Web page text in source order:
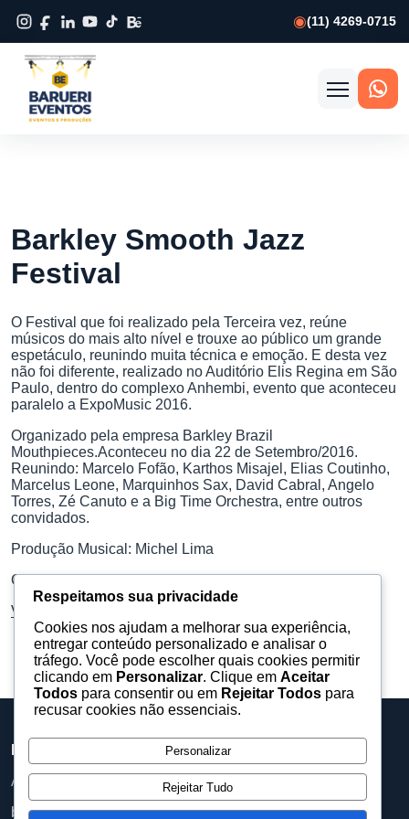
(11) 4269-0715
Abrir
Barkley Smooth Jazz
Festival
O Festival que foi realizado pela Terceira vez, reúne
músicos do mais alto nível e trouxe ao público um grande
espetáculo, reunindo muita técnica e emoção. E desta vez
não foi diferente, realizado no Auditório Elis Regina em São
Paulo, dentro do complexo Anhembi, evento que aconteceu
paralelo a ExpoMusic 2016.
Organizado pela empresa Barkley Brazil
Mouthpieces.Aconteceu no dia 22 de Setembro/2016.
Reunindo: Marcelo Fofão, Karthos Misajel, Elias Coutinho,
Marcelus Leone, Marquinhos Sax, David Cabral, Angelo
Torres, Zé Canuto e a Big Time Orchestra, entre outros
convidados.
Produção Musical: Michel Lima
Organização do evento: Lilian Gomes Delfino
Veja as fotos deste evento no Facebook
Assessoria, equipamentos e produções para eventos.
baruerieventos@gmail.com
Respeitamos sua privacidade
Cookies nos ajudam a melhorar sua experiência,
entregar conteúdo personalizado e analisar o
tráfego. Você pode escolher quais cookies permitir
clicando em Personalizar. Clique em Aceitar
Todos para consentir ou em Rejeitar Todos para
recusar cookies não essenciais.
Personalizar
Rejeitar Tudo